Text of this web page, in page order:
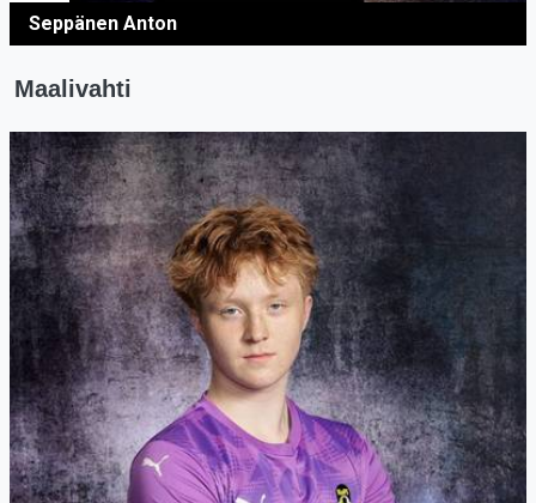
Seppänen Anton
Maalivahti